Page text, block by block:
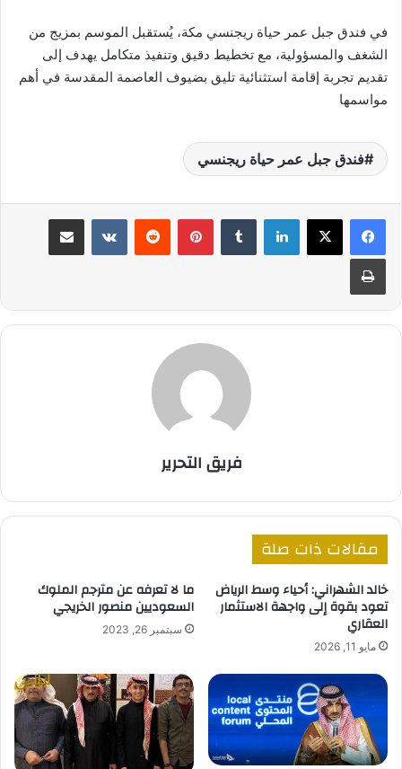
في فندق جبل عمر حياة ريجنسي مكة، يُستقبل الموسم بمزيج من
الشغف والمسؤولية، مع تخطيط دقيق وتنفيذ متكامل يهدف إلى
تقديم تجربة إقامة استثنائية تليق بضيوف العاصمة المقدسة في أهم
مواسمها
فندق جبل عمر حياة ريجنسي
لينكدإن بينتيريست مشاركة عبر البريد
طباعة
فريق التحرير
مقالات ذات صلة
خالد الشهراني: أحياء وسط الرياض
تعود بقوة إلى واجهة الاستثمار
العقاري
مايو 11, 2026
ما لا تعرفه عن مترجم الملوك
السعوديين منصور الخريجي
سبتمبر 26, 2023